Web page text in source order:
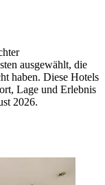
ausgewählt, die
haben. Diese Hotels
Lage und Erlebnis
2026.